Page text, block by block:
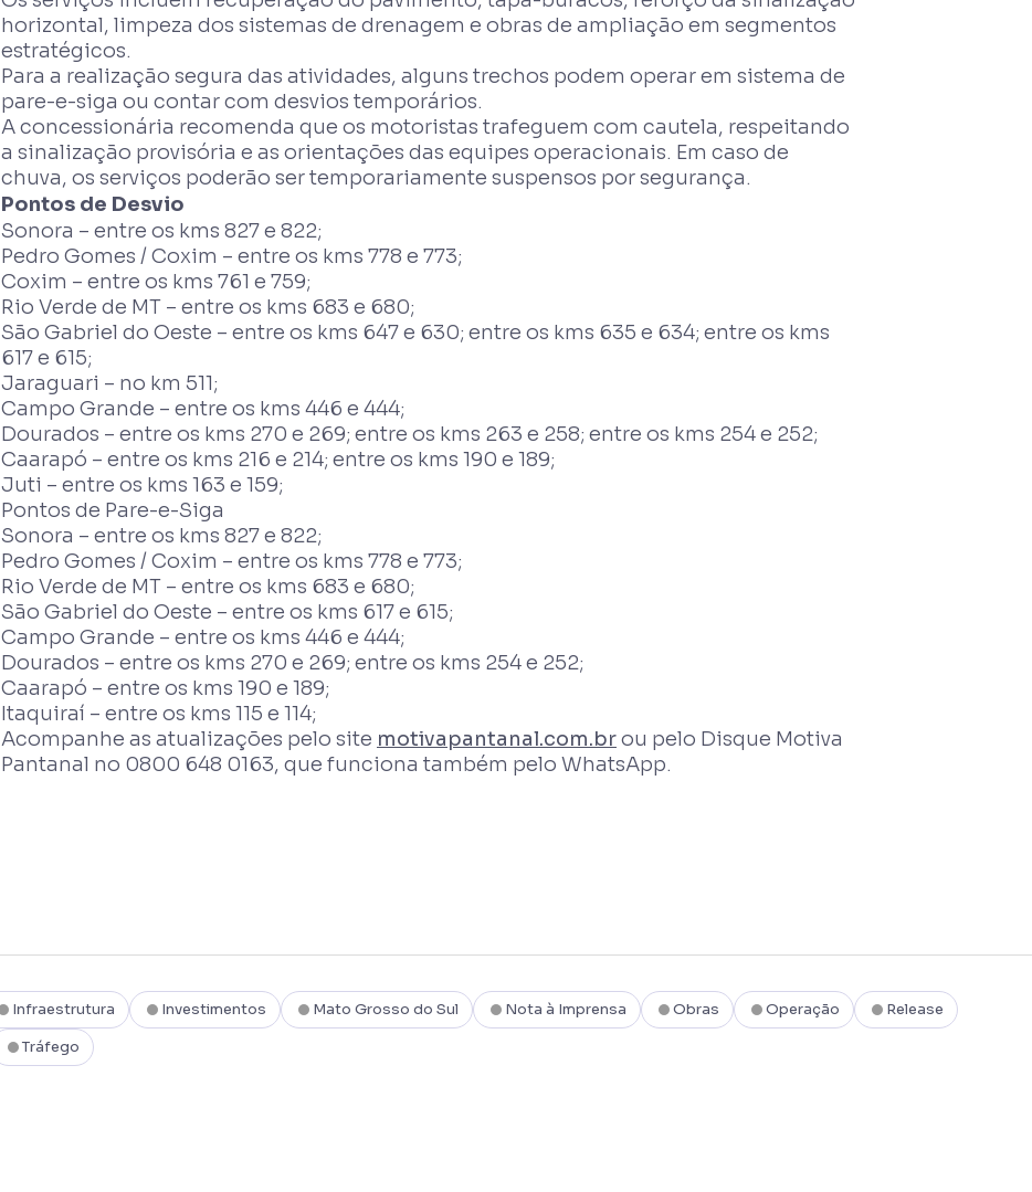
horizontal, limpeza dos sistemas de drenagem e obras de ampliação em segmentos
estratégicos.
Para a realização segura das atividades, alguns trechos podem operar em sistema de
pare-e-siga ou contar com desvios temporários.
A concessionária recomenda que os motoristas trafeguem com cautela, respeitando
a sinalização provisória e as orientações das equipes operacionais. Em caso de
chuva, os serviços poderão ser temporariamente suspensos por segurança.
Pontos de Desvio
Sonora – entre os kms 827 e 822;
Pedro Gomes / Coxim – entre os kms 778 e 773;
Coxim – entre os kms 761 e 759;
Rio Verde de MT – entre os kms 683 e 680;
São Gabriel do Oeste – entre os kms 647 e 630; entre os kms 635 e 634; entre os kms
617 e 615;
Jaraguari – no km 511;
Campo Grande – entre os kms 446 e 444;
Dourados – entre os kms 270 e 269; entre os kms 263 e 258; entre os kms 254 e 252;
Caarapó – entre os kms 216 e 214; entre os kms 190 e 189;
Juti – entre os kms 163 e 159;
Pontos de Pare-e-Siga
Sonora – entre os kms 827 e 822;
Pedro Gomes / Coxim – entre os kms 778 e 773;
Rio Verde de MT – entre os kms 683 e 680;
São Gabriel do Oeste – entre os kms 617 e 615;
Campo Grande – entre os kms 446 e 444;
Dourados – entre os kms 270 e 269; entre os kms 254 e 252;
Caarapó – entre os kms 190 e 189;
Itaquiraí – entre os kms 115 e 114;
Acompanhe as atualizações pelo site motivapantanal.com.brou pelo Disque Motiva
Pantanal no 0800 648 0163, que funciona também pelo WhatsApp.
Infraestrutura Investimentos Mato Grosso do Sul Nota à Imprensa Obras Operação
Release
Tráfego